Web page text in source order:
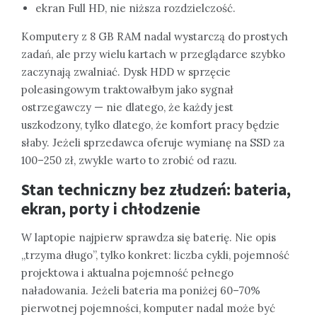
ekran Full HD, nie niższa rozdzielczość.
Komputery z 8 GB RAM nadal wystarczą do prostych
zadań, ale przy wielu kartach w przeglądarce szybko
zaczynają zwalniać. Dysk HDD w sprzęcie
poleasingowym traktowałbym jako sygnał
ostrzegawczy — nie dlatego, że każdy jest
uszkodzony, tylko dlatego, że komfort pracy będzie
słaby. Jeżeli sprzedawca oferuje wymianę na SSD za
100–250 zł, zwykle warto to zrobić od razu.
Stan techniczny bez złudzeń: bateria,
ekran, porty i chłodzenie
W laptopie najpierw sprawdza się baterię. Nie opis
„trzyma długo”, tylko konkret: liczba cykli, pojemność
projektowa i aktualna pojemność pełnego
naładowania. Jeżeli bateria ma poniżej 60–70%
pierwotnej pojemności, komputer nadal może być